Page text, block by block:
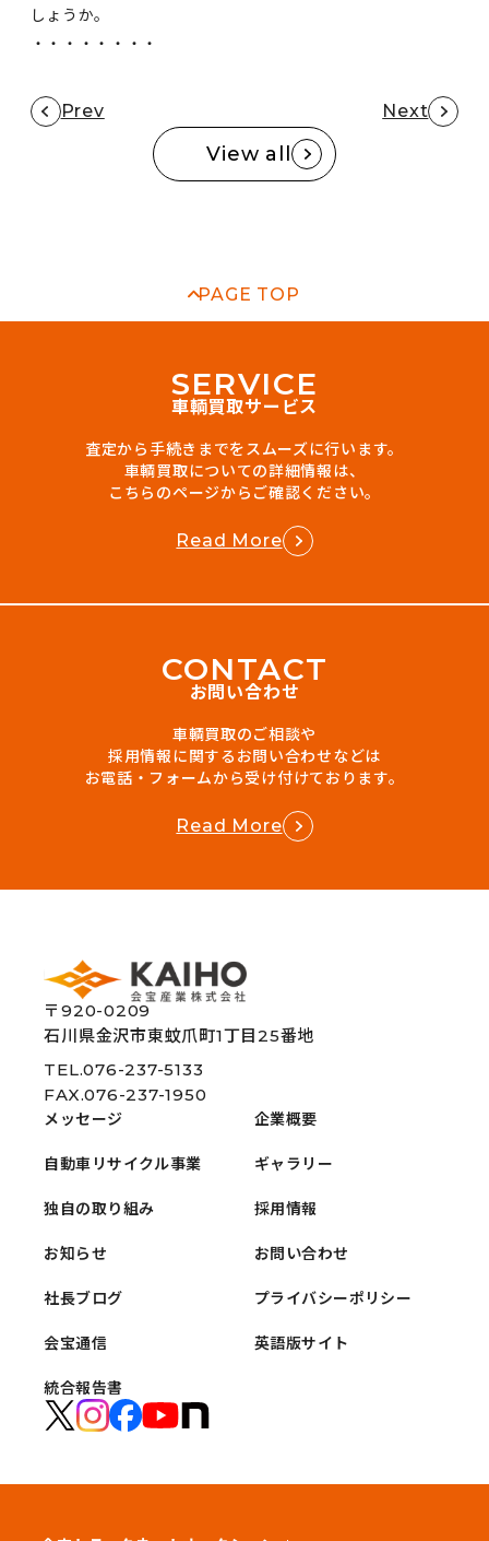
しょうか。
・・・・・・・・
Prev Next
View all
PAGE TOP
SERVICE
車輌買取サービス
査定から手続きまでをスムーズに行います。
車輌買取についての詳細情報は、
こちらのページからご確認ください。
Read More
CONTACT
お問い合わせ
車輌買取のご相談や
採用情報に関するお問い合わせなどは
お電話・フォームから受け付けております。
Read More
〒920-0209
石川県金沢市東蚊爪町1丁目25番地
TEL.076-237-5133
FAX.076-237-1950
メッセージ
自動車リサイクル事業
独自の取り組み
お知らせ
社長ブログ
会宝通信
統合報告書
企業概要
ギャラリー
採用情報
お問い合わせ
プライバシーポリシー
英語版サイト